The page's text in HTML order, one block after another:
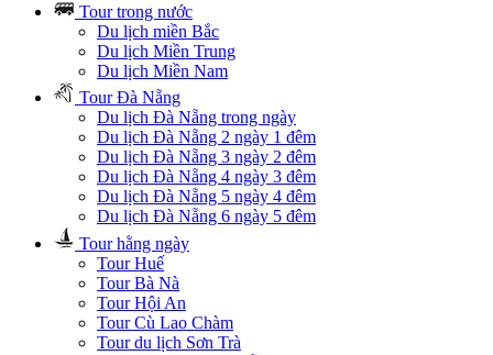
Tour trong nước
Du lịch miền Bắc
Du lịch Miền Trung
Du lịch Miền Nam
Tour Đà Nẵng
Du lịch Đà Nẵng trong ngày
Du lịch Đà Nẵng 2 ngày 1 đêm
Du lịch Đà Nẵng 3 ngày 2 đêm
Du lịch Đà Nẵng 4 ngày 3 đêm
Du lịch Đà Nẵng 5 ngày 4 đêm
Du lịch Đà Nẵng 6 ngày 5 đêm
Tour hằng ngày
Tour Huế
Tour Bà Nà
Tour Hội An
Tour Cù Lao Chàm
Tour du lịch Sơn Trà